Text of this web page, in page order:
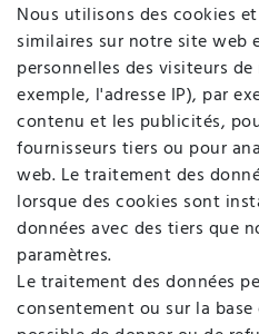
Rétracter le contrat ici
MON COMPTE
Enregistrer
Login
SOCIÉTÉ
Contact
Nous utilisons des cookies
similaires sur notre site web
personnelles des visiteurs
exemple, l'adresse IP), par
contenu et les publicités,
fournisseurs tiers ou pour
web. Le traitement des
lorsque des cookies sont
données avec des tiers que
paramètres.
Le traitement des données
consentement ou sur la